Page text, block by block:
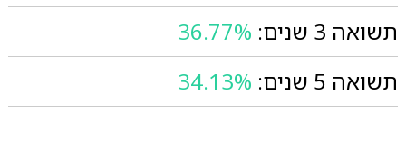
תשואה 3 שנים:
36.77%
תשואה 5 שנים:
34.13%